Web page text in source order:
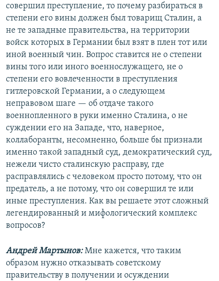
совершил преступление, то почему разбираться в
степени его вины должен был товарищ Сталин, а
не те западные правительства, на территории
войск которых в Германии был взят в плен тот или
иной военный чин. Вопрос ставится не о степени
вины того или иного военнослужащего, не о
степени его вовлеченности в преступления
гитлеровской Германии, а о следующем
неправовом шаге — об отдаче такого
военнопленного в руки именно Сталина, о не
суждении его на Западе, что, наверное,
коллаборанты, несомненно, больше бы признали
именно такой западный суд, демократический суд,
нежели чисто сталинскую расправу, где
расправлялись с человеком просто потому, что он
предатель, а не потому, что он совершил те или
иные преступления. Как вы решаете этот сложный
легендированный и мифологический комплекс
вопросов?
Андрей Мартынов:Мне кажется, что таким
образом нужно отказывать советскому
правительству в получении и осуждении